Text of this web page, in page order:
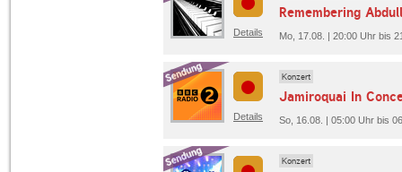
Details
Remembering
Mo, 17.08. | 20:00 Uhr bis
Details
Konzert
Jamiroquai In
So, 16.08. | 05:00 Uhr bis
Konzert